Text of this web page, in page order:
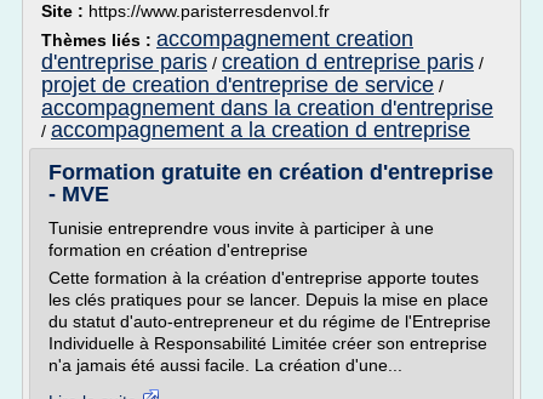
Site : https://www.paristerresdenvol.fr
Thèmes liés : accompagnement creation
d'entreprise paris / creation d entreprise paris /
projet de creation d'entreprise de service /
accompagnement dans la creation d'entreprise
/ accompagnement a la creation d entreprise
Formation gratuite en création d'entreprise
- MVE
Tunisie entreprendre vous invite à participer à une
formation en création d'entreprise
Cette formation à la création d'entreprise apporte toutes
les clés pratiques pour se lancer. Depuis la mise en place
du statut d'auto-entrepreneur et du régime de l'Entreprise
Individuelle à Responsabilité Limitée créer son entreprise
n'a jamais été aussi facile. La création d'une...